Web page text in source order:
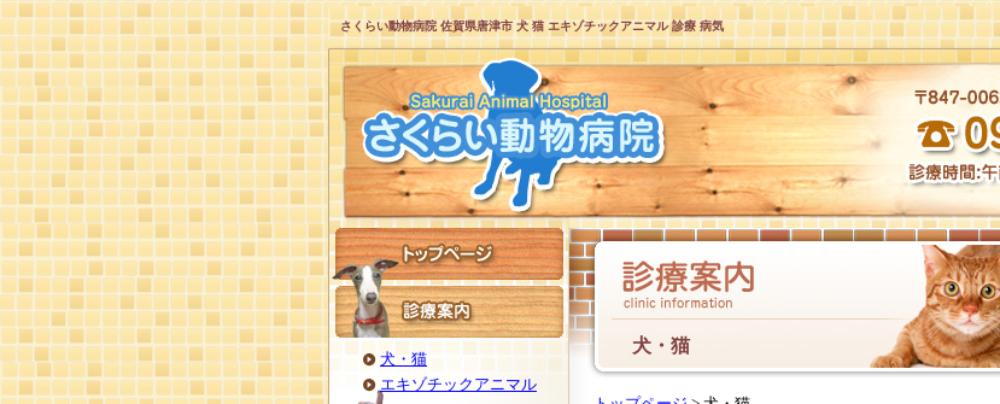
さくらい動物病院 佐賀県唐津市 犬 猫 エキゾチックアニマル 診療 病気
犬・猫
エキゾチックアニマル
犬・猫